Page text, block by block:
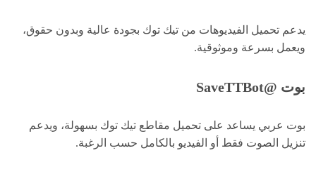
يدعم تحميل الفيديوهات من تيك توك بجودة عالية وبدون حقوق،
ويعمل بسرعة وموثوقية.
بوت @SaveTTBot
بوت عربي يساعد على تحميل مقاطع تيك توك بسهولة، ويدعم
تنزيل الصوت فقط أو الفيديو بالكامل حسب الرغبة.